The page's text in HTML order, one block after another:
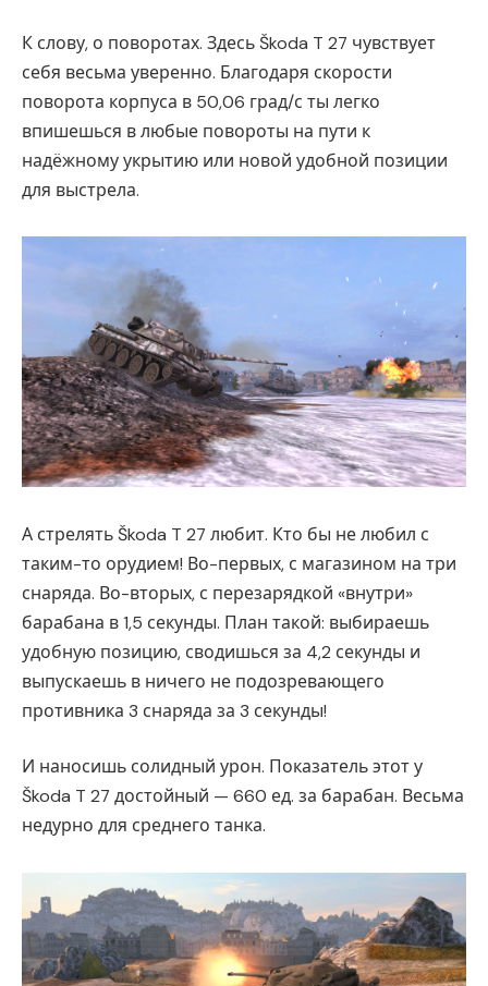
К слову, о поворотах. Здесь Škoda T 27 чувствует
себя весьма уверенно. Благодаря скорости
поворота корпуса в 50,06 град/с ты легко
впишешься в любые повороты на пути к
надёжному укрытию или новой удобной позиции
для выстрела.
А стрелять Škoda T 27 любит. Кто бы не любил с
таким-то орудием! Во-первых, с магазином на три
снаряда. Во-вторых, с перезарядкой «внутри»
барабана в 1,5 секунды. План такой: выбираешь
удобную позицию, сводишься за 4,2 секунды и
выпускаешь в ничего не подозревающего
противника 3 снаряда за 3 секунды!
И наносишь солидный урон. Показатель этот у
Škoda T 27 достойный — 660 ед. за барабан. Весьма
недурно для среднего танка.